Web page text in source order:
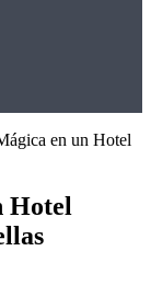
en un Hotel
Hotel